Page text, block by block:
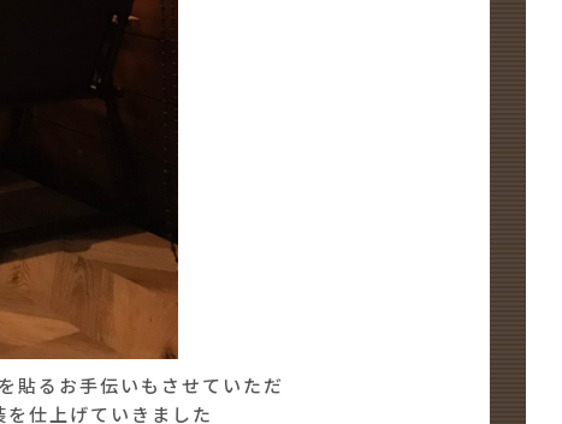
貼るお手伝いもさせていただ
仕上げていきました